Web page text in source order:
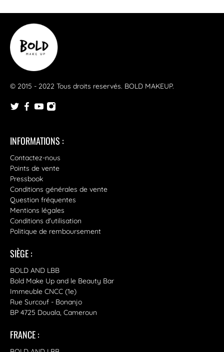
© 2015 - 2022 Tous droits reservés. BOLD MAKEUP.
INFORMATIONS :
Contactez-nous
Points de vente
Pressbook
Conditions générales de vente
Question fréquentes
Mentions légales
Conditions d'utilisation
Politique de remboursement
SIÈGE :
BOLD AND LBB
Bold Make Up and le Beauty Bar
Immeuble CNCC (1e)
Rue Surcouf - Bonanjo
BP 4725 Douala, Cameroun
FRANCE :